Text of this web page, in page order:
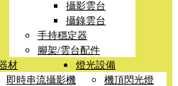
攝影雲台
攝錄雲台
手持穩定器
腳架/雲台配件
材
即時串流攝影機
燈光設備
機頂閃光燈